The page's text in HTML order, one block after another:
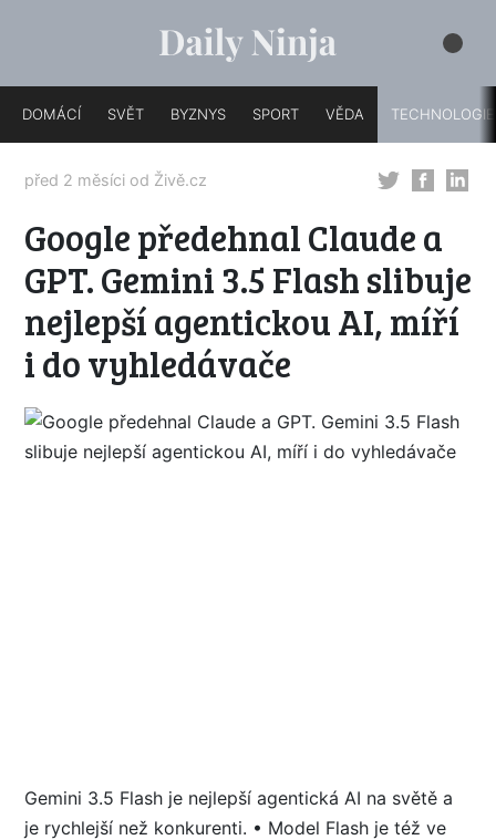
DOMÁCÍ SVĚT BYZNYS SPORT VĚDA TECHNOLOGIE
před 2 měsíci od Živě.cz
Google předehnal Claude a
GPT. Gemini 3.5 Flash slibuje
nejlepší agentickou AI, míří
i do vyhledávače
Gemini 3.5 Flash je nejlepší agentická AI na světě a
je rychlejší než konkurenti. • Model Flash je též ve